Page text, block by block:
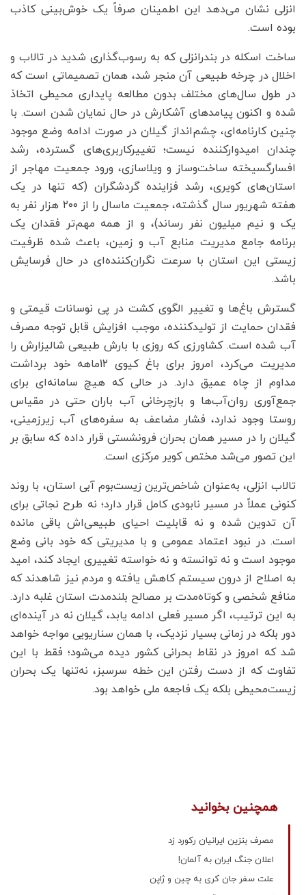
انزلی نشان می‌دهد این اطمینان صرفاً یک خوش‌بینی کاذب
بوده است.
ساخت اسکله در بندرانزلی که به رسوب‌گذاری شدید در تالاب و
اخلال در چرخه طبیعی آن منجر شد، همان تصمیماتی است که
در طول سال‌های مختلف بدون مطالعه پایداری محیطی اتخاذ
شده و اکنون پیامدهای آشکارش در حال نمایان ‌شدن است. با
چنین کارنامه‌ای، چشم‌انداز گیلان در صورت ادامه وضع موجود
چندان امیدوارکننده نیست؛ تغییرکاربری‌های گسترده، رشد
افسارگسیخته ساخت‌وساز و ویلاسازی، ورود جمعیت مهاجر از
استان‌های کویری، رشد فزاینده گردشگران (که تنها در یک
هفته شهریور سال گذشته، جمعیت ماسال را از ۲۰۰ هزار نفر به
یک و نیم میلیون نفر رساند)، و از همه مهم‌تر فقدان یک
برنامه جامع مدیریت منابع آب و زمین، باعث شده ظرفیت
زیستی این استان با سرعت نگران‌کننده‌ای در حال فرسایش
باشد.
گسترش باغ‌ها و تغییر الگوی کشت در پی نوسانات قیمتی و
فقدان حمایت از تولیدکننده، موجب افزایش قابل‌ توجه مصرف
آب شده است. کشاورزی که روزی با بارش طبیعی شالیزارش را
مدیریت می‌کرد، امروز برای باغ کیوی 12‌ماهه خود برداشت
مداوم از چاه عمیق دارد. در حالی که هیچ سامانه‌ای برای
جمع‌آوری روان‌آب‌ها و بازچرخانی آب باران حتی در مقیاس
روستا وجود ندارد، فشار مضاعف به سفره‌های آب زیرزمینی،
گیلان را در مسیر همان بحران فرونشستی قرار داده که سابق بر
این تصور می‌شد مختص کویر مرکزی است.
تالاب انزلی، به‌عنوان شاخص‌ترین زیست‌بوم آبی استان، با روند
کنونی عملاً در مسیر نابودی کامل قرار دارد؛ نه طرح نجاتی برای
آن تدوین شده و نه قابلیت احیای طبیعی‌اش باقی مانده
است. در نبود اعتماد عمومی و با مدیریتی که خود بانی وضع
موجود است و نه توانسته و نه خواسته تغییری ایجاد کند، امید
به اصلاح از درون سیستم کاهش یافته و مردم نیز شاهدند که
منافع شخصی و کوتاه‌مدت بر مصالح بلندمدت استان غلبه دارد.
به این ترتیب، اگر مسیر فعلی ادامه یابد، گیلان نه در آینده‌ای
دور بلکه در زمانی بسیار نزدیک، با همان سناریویی مواجه خواهد
شد که امروز در نقاط بحرانی کشور دیده می‌شود؛ فقط با این
تفاوت که از دست رفتن این خطه سرسبز، نه‌تنها یک بحران
زیست‌محیطی بلکه یک فاجعه ملی خواهد بود.
همچنین بخوانید
مصرف بنزین ایرانیان رکورد زد
اعلان جنگ ایران به آلمان!
علت سفر جان کری به چین و ژاپن